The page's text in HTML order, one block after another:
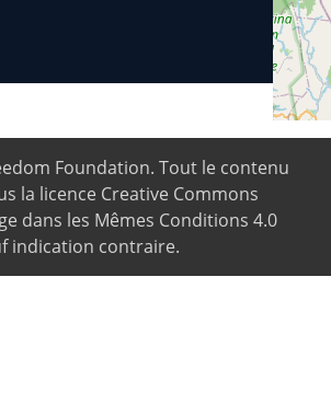
Foundation. Tout le contenu
la licence Creative Commons
dans les Mêmes Conditions 4.0
indication contraire.